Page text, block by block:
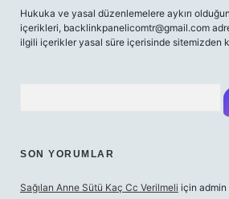
Hukuka ve yasal düzenlemelere aykırı
içerikleri, backlinkpanelicomtr@gmail.com
ilgili içerikler yasal süre içerisinde sitemizden
SON YORUMLAR
Sağılan Anne Sütü Kaç Cc Verilmeli için admin